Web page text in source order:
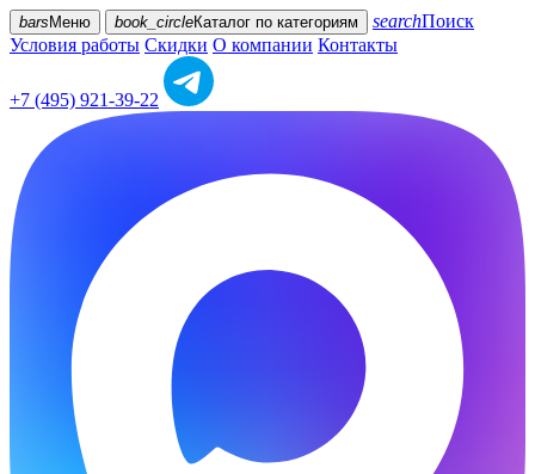
bars Меню book_circleКаталог по категориям searchПоиск
Условия работы Скидки О компании Контакты
+7 (495) 921-39-22